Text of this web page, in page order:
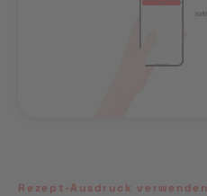
Rezept-Ausdruck verwenden